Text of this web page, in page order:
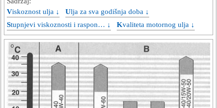
Viskoznost ulja ↓
Ulja za sva godišnja doba ↓
Stupnjevi viskoznosti i raspon… ↓
Kvaliteta motornog ulja ↓